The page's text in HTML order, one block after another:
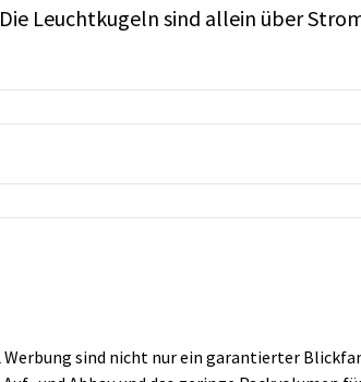
Leucht­ku­geln sind al­lein über
Werbung sind nicht nur ein garantierter